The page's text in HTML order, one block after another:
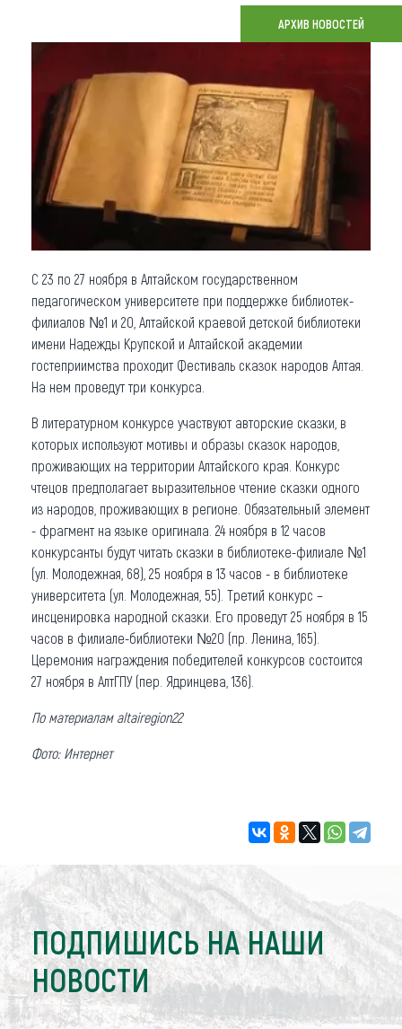
О регионе
Коллекция впечатлений
Другие рубрики
АРХИВ НОВОСТЕЙ
С 23 по 27 ноября в Алтайском государственном
педагогическом университете при поддержке библиотек-
филиалов №1 и 20, Алтайской краевой детской библиотеки
имени Надежды Крупской и Алтайской академии
гостеприимства проходит Фестиваль сказок народов Алтая.
На нем проведут три конкурса.
В литературном конкурсе участвуют авторские сказки, в
которых используют мотивы и образы сказок народов,
проживающих на территории Алтайского края. Конкурс
чтецов предполагает выразительное чтение сказки одного
из народов, проживающих в регионе. Обязательный элемент
- фрагмент на языке оригинала. 24 ноября в 12 часов
конкурсанты будут читать сказки в библиотеке-филиале №1
(ул. Молодежная, 68), 25 ноября в 13 часов - в библиотеке
университета (ул. Молодежная, 55). Третий конкурс –
инсценировка народной сказки. Его проведут 25 ноября в 15
часов в филиале-библиотеки №20 (пр. Ленина, 165).
Церемония награждения победителей конкурсов состоится
27 ноября в АлтГПУ (пер. Ядринцева, 136).
По материалам altairegion22
Фото: Интернет
ПОДПИШИСЬ НА НАШИ
НОВОСТИ